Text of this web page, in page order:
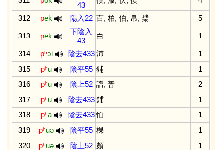
43
312 pek 陽入22 百, 柏, 伯, 帛, 檗 5
313 pek
下陰入
43
白 1
314 pʰɔi 陰去433 沛
1
315
pʰu 陰平55 鋪
1
316
pʰu 陰上52 譜, 普
2
317
pʰu 陰去433 鋪
1
318
pʰa 陰去433 怕
1
319
pʰuə 陰平55 棵
1
320
pʰuə 陰上52 頗
1